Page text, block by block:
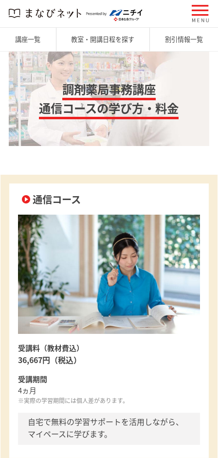
講座一覧 教室・開講日程を探す 割引情報一覧
調剤薬局事務講座
通信コースの学び方・料金
通信コース
受講料（教材費込）
36,667円（税込）
受講期間
4ヵ月
※実際の学習期間には個人差があります。
自宅で無料の学習サポートを活用しながら、
マイペースに学びます。